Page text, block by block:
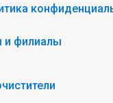
и филиалы